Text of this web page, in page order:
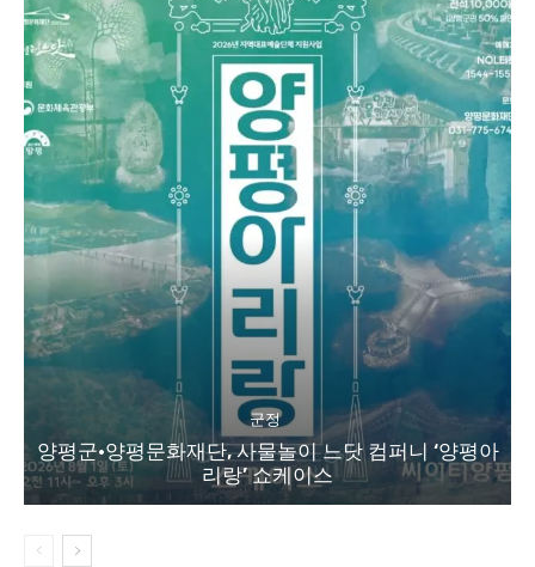
군정
양평군·양평문화재단, 사물놀이 느닷 컴퍼니 ‘양평아
리랑’ 쇼케이스